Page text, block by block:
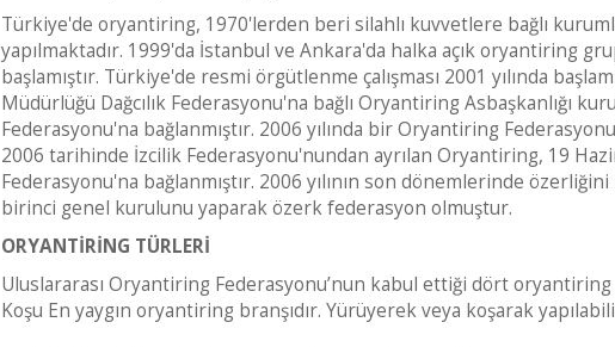
Türkiye'de oryantiring, 1970'lerden beri silahlı kuvvetlere bağlı
yapılmaktadır. 1999'da İstanbul ve Ankara'da halka açık oryantiring
başlamıştır. Türkiye'de resmi örgütlenme çalışması 2001 yılında
Müdürlüğü Dağcılık Federasyonu'na bağlı Oryantiring Asbaşkanlığı
Federasyonu'na bağlanmıştır. 2006 yılında bir Oryantiring
2006 tarihinde İzcilik Federasyonu'nundan ayrılan Oryantiring, 19
Federasyonu'na bağlanmıştır. 2006 yılının son dönemlerinde
birinci genel kurulunu yaparak özerk federasyon olmuştur.
ORYANTİRİNG TÜRLERİ
Uluslararası Oryantiring Federasyonu’nun kabul ettiği dört oryantiring
Koşu En yaygın oryantiring branşıdır. Yürüyerek veya koşarak